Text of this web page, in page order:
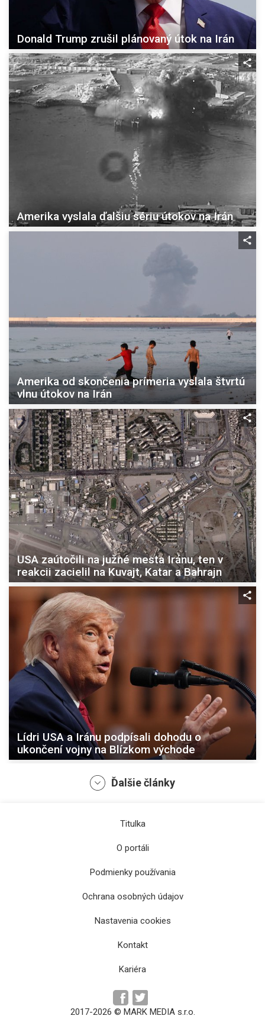
Donald Trump zrušil plánovaný útok na Irán
Amerika vyslala ďalšiu sériu útokov na Irán
Amerika od skončenia prímeria vyslala štvrtú
vlnu útokov na Irán
USA zaútočili na južné mesta Iránu, ten v
reakcii zacielil na Kuvajt, Katar a Bahrajn
Lídri USA a Iránu podpísali dohodu o
ukončení vojny na Blízkom východe
Spojené štáty sa dohodli s Iránom na
Ďalšie články
Titulka
O portáli
Podmienky používania
Ochrana osobných údajov
Nastavenia cookies
Kontakt
Kariéra
2017-2026 © MARK MEDIA s.r.o.